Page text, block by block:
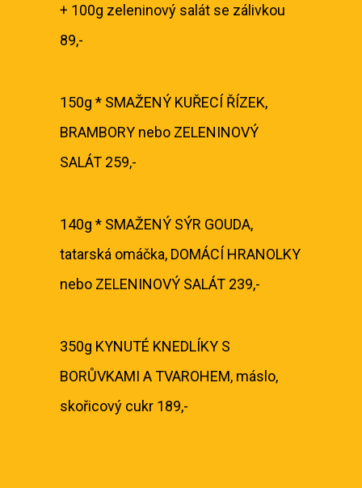
+ 100g zeleninový salát se zálivkou
89,-
150g * SMAŽENÝ KUŘECÍ ŘÍZEK,
BRAMBORY nebo ZELENINOVÝ
SALÁT 259,-
140g * SMAŽENÝ SÝR GOUDA,
tatarská omáčka, DOMÁCÍ HRANOLKY
nebo ZELENINOVÝ SALÁT 239,-
350g KYNUTÉ KNEDLÍKY S
BORŮVKAMI A TVAROHEM, máslo,
skořicový cukr 189,-